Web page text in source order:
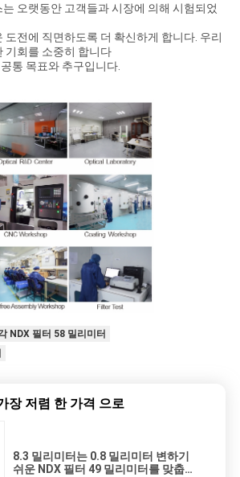
오랫동안 고객들과 시장에 의해 시험되었
도전에 직면하도록 더 확신하게 합니다. 우리
기회를 소중히 합니다
통 목표와 추구입니다.
NDX 필터 58 밀리미터
장 저렴 한 가격 으로
8.3 밀리미터는 0.8 밀리미터 변하기
쉬운 NDX 필터 49 밀리미터를 맞춥니